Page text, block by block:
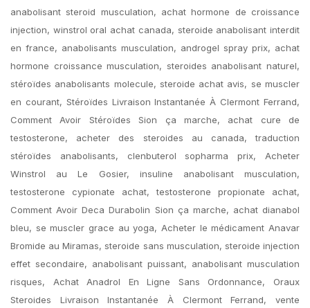
anabolisant steroid musculation, achat hormone de croissance
injection, winstrol oral achat canada, steroide anabolisant interdit
en france, anabolisants musculation, androgel spray prix, achat
hormone croissance musculation, steroides anabolisant naturel,
stéroïdes anabolisants molecule, steroide achat avis, se muscler
en courant, Stéroïdes Livraison Instantanée À Clermont Ferrand,
Comment Avoir Stéroïdes Sion ça marche, achat cure de
testosterone, acheter des steroides au canada, traduction
stéroïdes anabolisants, clenbuterol sopharma prix, Acheter
Winstrol au Le Gosier, insuline anabolisant musculation,
testosterone cypionate achat, testosterone propionate achat,
Comment Avoir Deca Durabolin Sion ça marche, achat dianabol
bleu, se muscler grace au yoga, Acheter le médicament Anavar
Bromide au Miramas, steroide sans musculation, steroide injection
effet secondaire, anabolisant puissant, anabolisant musculation
risques, Achat Anadrol En Ligne Sans Ordonnance, Oraux
Steroides Livraison Instantanée À Clermont Ferrand, vente